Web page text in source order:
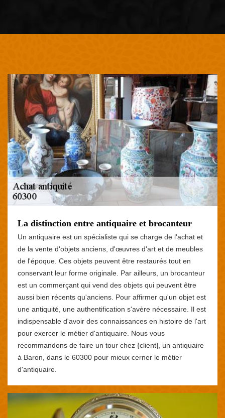
La distinction entre antiquaire et brocanteur
Un antiquaire est un spécialiste qui se charge de l'achat et
de la vente d'objets anciens, d'œuvres d'art et de meubles
de l'époque. Ces objets peuvent être restaurés tout en
conservant leur forme originale. Par ailleurs, un brocanteur
est un commerçant qui vend des objets qui peuvent être
aussi bien récents qu'anciens. Pour affirmer qu'un objet est
une antiquité, une authentification s'avère nécessaire. Il est
indispensable d'avoir des connaissances en histoire de l'art
pour exercer le métier d'antiquaire. Nous vous
recommandons de faire un tour chez {client], un antiquaire
à Baron, dans le 60300 pour mieux cerner le métier
d'antiquaire.